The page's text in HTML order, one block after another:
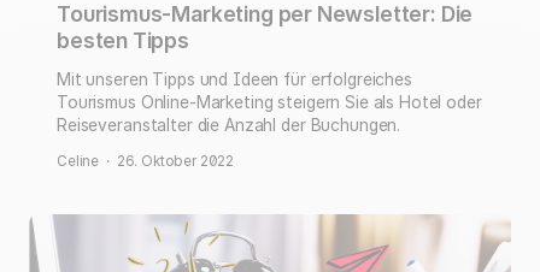
Tourismus-Marketing per Newsletter: Die
besten Tipps
Mit unseren Tipps und Ideen für erfolgreiches
Tourismus Online-Marketing steigern Sie als Hotel oder
Reiseveranstalter die Anzahl der Buchungen.
Celine · 26. Oktober 2022